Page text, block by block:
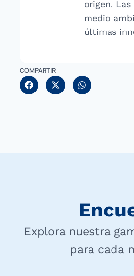
origen.
medio
últimas
COMPARTIR
Explora nuestra
para cada